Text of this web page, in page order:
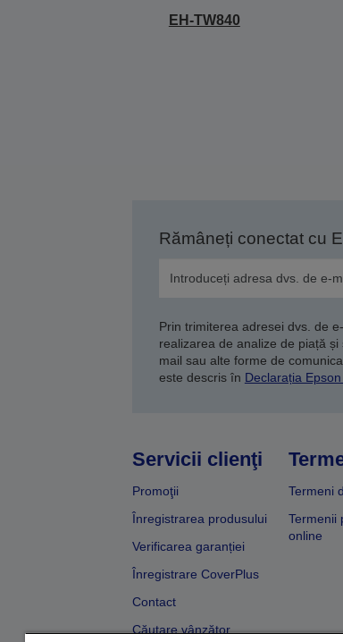
EH-TW840
Rămâneți conectat cu
Prin trimiterea adresei dvs. de
realizarea de analize de piață
mail sau alte forme de
este descris în Declarația
Servicii clienţi
Promoţii
Înregistrarea produsului
Verificarea garanției
Înregistrare CoverPlus
Contact
Căutare vânzător
Termeni
Termenii
online